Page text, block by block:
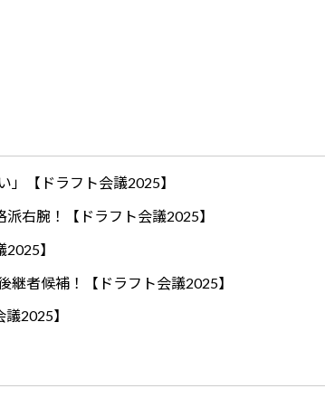
」【ドラフト会議2025】
右腕！【ドラフト会議2025】
】
者候補！【ドラフト会議2025】
2025】